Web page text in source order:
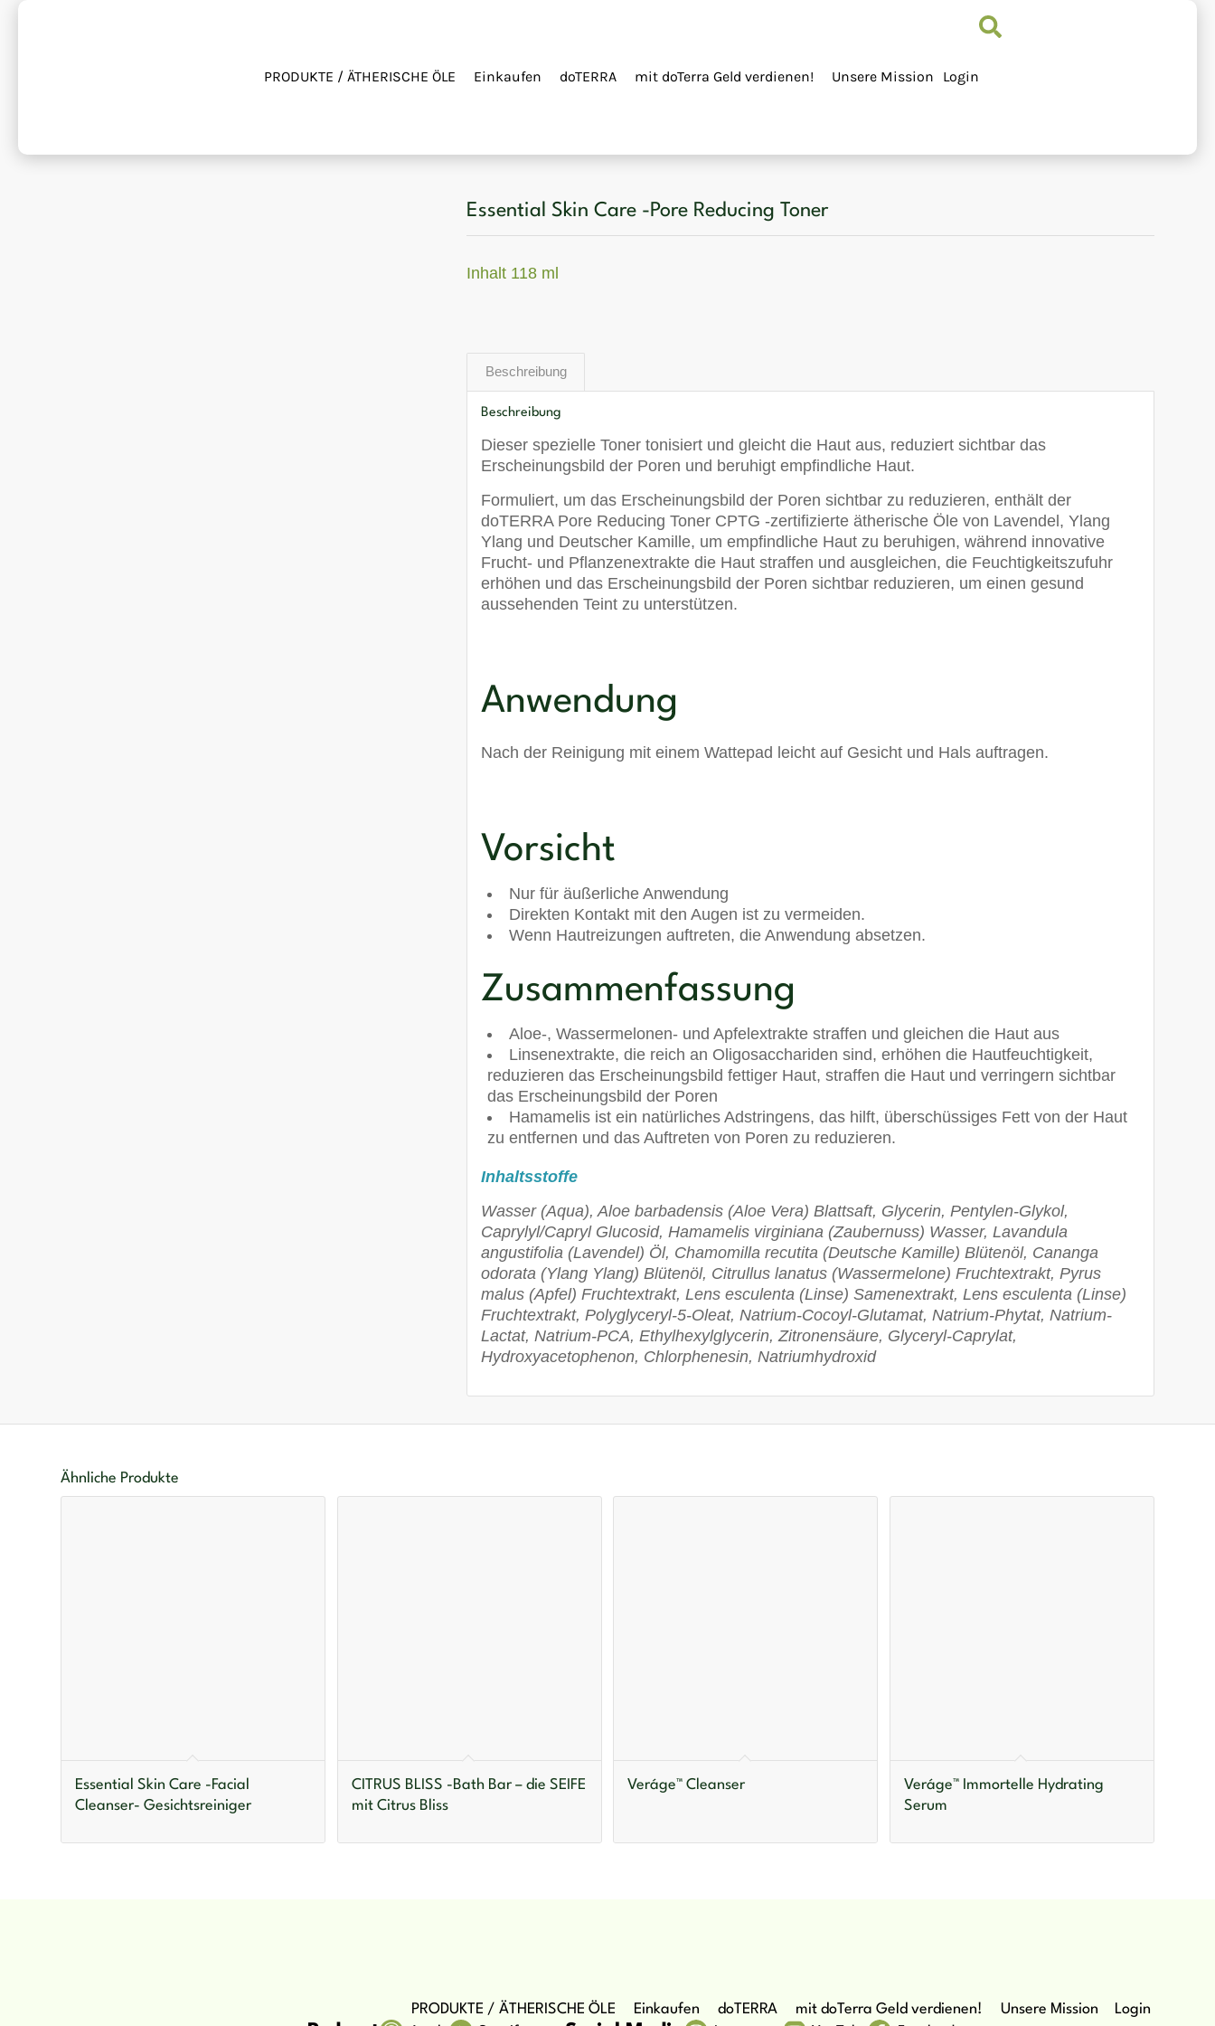
PRODUKTE / ÄTHERISCHE ÖLE Einkaufen doTERRA mit doTerra Geld verdienen! Unsere Mission Login
Essential Skin Care -Pore Reducing Toner
Inhalt 118 ml
Beschreibung
Beschreibung
Dieser spezielle Toner tonisiert und gleicht die Haut aus, reduziert sichtbar das
Erscheinungsbild der Poren und beruhigt empfindliche Haut.
Formuliert, um das Erscheinungsbild der Poren sichtbar zu reduzieren, enthält der
doTERRA Pore Reducing Toner CPTG -zertifizierte ätherische Öle von Lavendel, Ylang
Ylang und Deutscher Kamille, um empfindliche Haut zu beruhigen, während innovative
Frucht- und Pflanzenextrakte die Haut straffen und ausgleichen, die Feuchtigkeitszufuhr
erhöhen und das Erscheinungsbild der Poren sichtbar reduzieren, um einen gesund
aussehenden Teint zu unterstützen.
Anwendung
Nach der Reinigung mit einem Wattepad leicht auf Gesicht und Hals auftragen.
Vorsicht
Nur für äußerliche Anwendung
Direkten Kontakt mit den Augen ist zu vermeiden.
Wenn Hautreizungen auftreten, die Anwendung absetzen.
Zusammenfassung
Aloe-, Wassermelonen- und Apfelextrakte straffen und gleichen die Haut aus
Linsenextrakte, die reich an Oligosacchariden sind, erhöhen die Hautfeuchtigkeit,
reduzieren das Erscheinungsbild fettiger Haut, straffen die Haut und verringern sichtbar
das Erscheinungsbild der Poren
Hamamelis ist ein natürliches Adstringens, das hilft, überschüssiges Fett von der Haut
zu entfernen und das Auftreten von Poren zu reduzieren.
Inhaltsstoffe
Wasser (Aqua), Aloe barbadensis (Aloe Vera) Blattsaft, Glycerin, Pentylen-Glykol,
Caprylyl/Capryl Glucosid, Hamamelis virginiana (Zaubernuss) Wasser, Lavandula
angustifolia (Lavendel) Öl, Chamomilla recutita (Deutsche Kamille) Blütenöl, Cananga
odorata (Ylang Ylang) Blütenöl, Citrullus lanatus (Wassermelone) Fruchtextrakt, Pyrus
malus (Apfel) Fruchtextrakt, Lens esculenta (Linse) Samenextrakt, Lens esculenta (Linse)
Fruchtextrakt, Polyglyceryl-5-Oleat, Natrium-Cocoyl-Glutamat, Natrium-Phytat, Natrium-
Lactat, Natrium-PCA, Ethylhexylglycerin, Zitronensäure, Glyceryl-Caprylat,
Hydroxyacetophenon, Chlorphenesin, Natriumhydroxid
Ähnliche Produkte
Essential Skin Care -Facial
Cleanser- Gesichtsreiniger
CITRUS BLISS -Bath Bar – die SEIFE
mit Citrus Bliss
Veráge™ Cleanser
Veráge™ Immortelle Hydrating
Serum
PRODUKTE / ÄTHERISCHE ÖLE Einkaufen doTERRA mit doTerra Geld verdienen! Unsere Mission Login